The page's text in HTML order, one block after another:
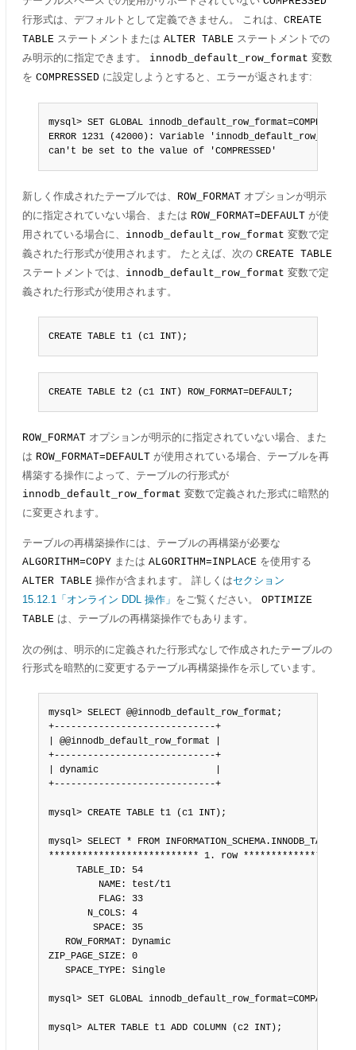
行形式は、デフォルトとして定義できません。 これは、 CREATE
TABLE ステートメントまたは ALTER TABLE ステートメントでの
み明示的に指定できます。 innodb_default_row_format 変数
を COMPRESSED に設定しようとすると、エラーが返されます:
mysql> SET GLOBAL innodb_default_row_format=COMPRESSED;
ERROR 1231 (42000): Variable
can't be set to the value of 'COMPRESSED'
新しく作成されたテーブルでは、 ROW_FORMAT オプションが明示
的に指定されていない場合、または ROW_FORMAT=DEFAULT が使
用されている場合に、 innodb_default_row_format 変数で定
義された行形式が使用されます。 たとえば、次の CREATE TABLE
ステートメントでは、 innodb_default_row_format 変数で定
義された行形式が使用されます。
CREATE TABLE t1 (c1 INT);
CREATE TABLE t2 (c1 INT) ROW_FORMAT=DEFAULT;
ROW_FORMAT オプションが明示的に指定されていない場合、また
は ROW_FORMAT=DEFAULT が使用されている場合、テーブルを再
構築する操作によって、テーブルの行形式が
innodb_default_row_format 変数で定義された形式に暗黙的
に変更されます。
テーブルの再構築操作には、テーブルの再構築が必要な
ALGORITHM=COPY または ALGORITHM=INPLACE を使用する
ALTER TABLE 操作が含まれます。 詳しくはセクション
15.12.1「オンライン DDL 操作」 をご覧ください。 OPTIMIZE
TABLE は、テーブルの再構築操作でもあります。
次の例は、明示的に定義された行形式なしで作成されたテーブルの
行形式を暗黙的に変更するテーブル再構築操作を示しています。
mysql> SELECT @@innodb_default_row_format;
+-----------------------------+
| @@innodb_default_row_format |
+-----------------------------+
| dynamic                     |
+-----------------------------+
mysql> CREATE TABLE t1 (c1 INT);
mysql> SELECT * FROM
*************************** 1. row
     TABLE_ID: 54
         NAME: test/t1
         FLAG: 33
       N_COLS: 4
        SPACE: 35
   ROW_FORMAT: Dynamic
ZIP_PAGE_SIZE: 0
   SPACE_TYPE: Single
mysql> SET GLOBAL innodb_default_row_format=COMPACT;
mysql> ALTER TABLE t1 ADD COLUMN (c2 INT);